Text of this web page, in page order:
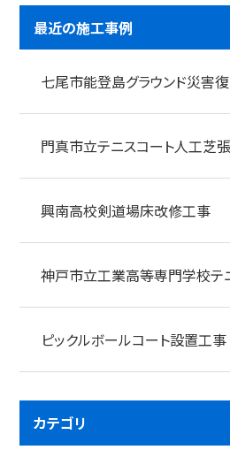
最近の施工事例
七尾市能登島グラウンド災害
門真市立テニスコート人工芝
興南高校剣道場床改修工事
神戸市立工業高等専門学校テ
ピックルボールコート設置工事
カテゴリ